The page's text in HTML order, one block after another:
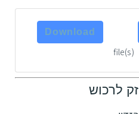
Download
לרכוש